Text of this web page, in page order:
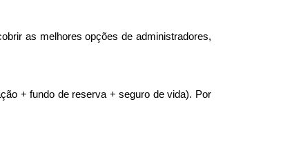
as melhores opções de administradores,
+ fundo de reserva + seguro de vida). Por